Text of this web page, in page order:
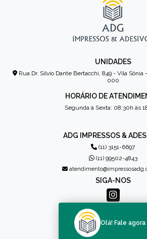
UNIDADES
Rua Dr. Sílvio Dante Bertacchi, 849 - Vila Sônia
000
HORÁRIO DE
Segunda à Sexta: 08:30h às
ADG IMPRESSOS &
(11) 3151-6697
(11) 99502-4843
SIGA-NOS
MENU
Olá! Fale